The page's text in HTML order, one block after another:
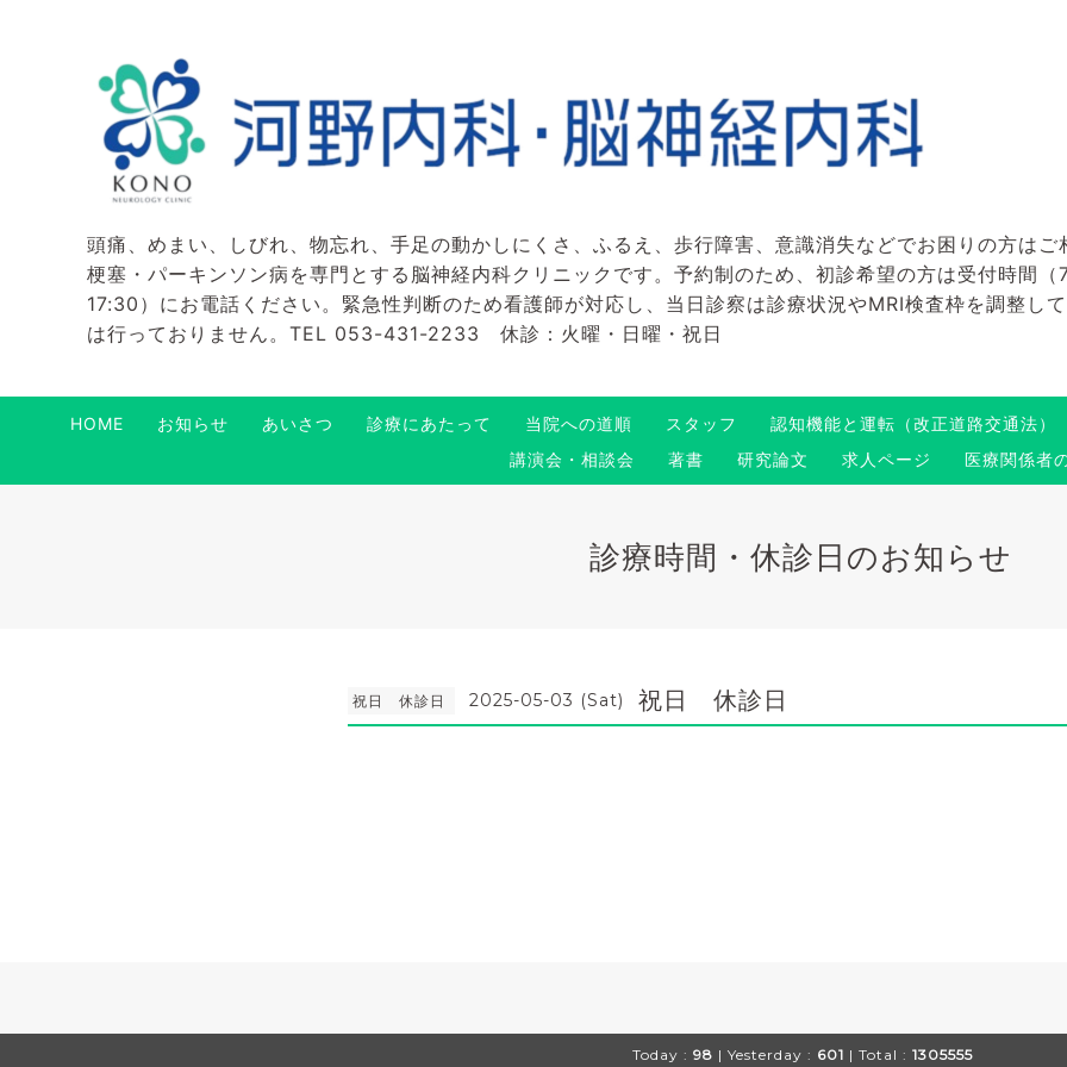
頭痛、めまい、しびれ、物忘れ、手足の動かしにくさ、ふるえ、歩行障害、意識消失などでお困りの方はご
梗塞・パーキンソン病を専門とする脳神経内科クリニックです。予約制のため、初診希望の方は受付時間
17:30）にお電話ください。緊急性判断のため看護師が対応し、当日診察は診療状況やMRI検査枠を調整し
は行っておりません。TEL 053-431-2233 休診：火曜・日曜・祝日
HOME お知らせ あいさつ 診療にあたって 当院への道順 スタッフ 認知機能と運転（改正道路交通法）
講演会・相談会
著書 研究論文 求人ページ 医療関係者
診療時間・休診日のお知らせ
祝日 休診日 2025-05-03 (Sat) 祝日 休診日
Today : 98 | Yesterday : 601 | Total : 1305555